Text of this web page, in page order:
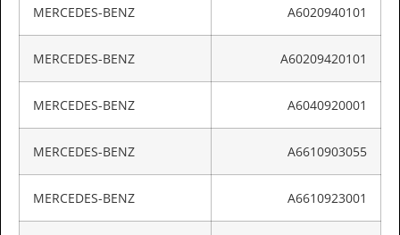
MERCEDES-BENZ A6020940101
MERCEDES-BENZ A60209420101
MERCEDES-BENZ A6040920001
MERCEDES-BENZ A6610903055
MERCEDES-BENZ A6610923001